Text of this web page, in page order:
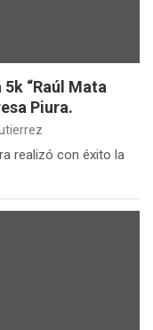
“Raúl Mata
Piura.
realizó con éxito la